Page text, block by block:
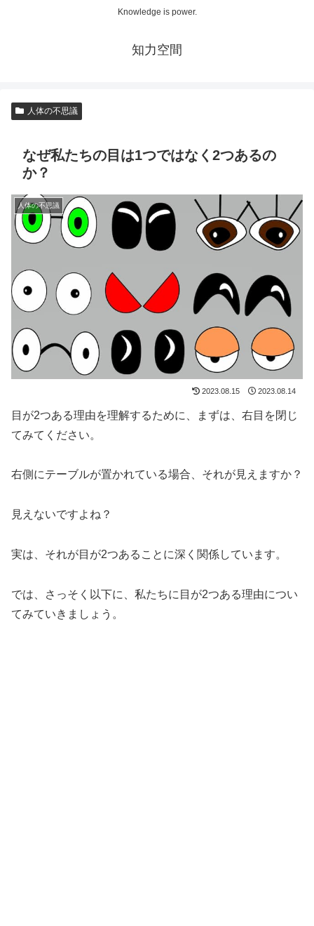
Knowledge is power.
知力空間
人体の不思議
なぜ私たちの目は1つではなく2つあるの
か？
人体の不思議
2023.08.15 2023.08.14
目が2つある理由を理解するために、まずは、右目を閉じ
てみてください。
右側にテーブルが置かれている場合、それが見えますか？
見えないですよね？
実は、それが目が2つあることに深く関係しています。
では、さっそく以下に、私たちに目が2つある理由につい
てみていきましょう。